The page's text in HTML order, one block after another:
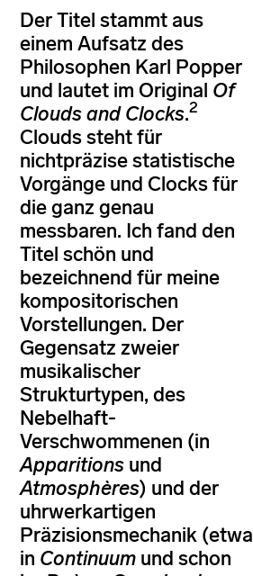
Der Titel stammt aus
einem Aufsatz des
Philosophen Karl Popper
und lautet im Original Of
Clouds and Clocks.2
Clouds steht für
nichtpräzise statistische
Vorgänge und Clocks für
die ganz genau
messbaren. Ich fand den
Titel schön und
bezeichnend für meine
kompositorischen
Vorstellungen. Der
Gegensatz zweier
musikalischer
Strukturtypen, des
Nebelhaft-
Verschwommenen (in
Apparitions und
Atmosphères) und der
uhrwerkartigen
Präzisionsmechanik (etwa
in Continuum und schon